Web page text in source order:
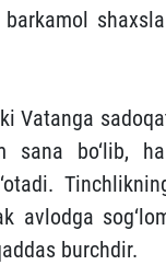
Vatanga
sana bo‘lib,
avlodga
burchdir.